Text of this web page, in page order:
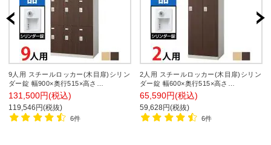
9人用 スチールロッカー(木目扉)シリン
ダー錠 幅900×奥行515×高さ
1800mm/SE-SLB-9-S2【国産】【完成
131,500円(税込)
119,546円(税抜)
6件
2人用 スチールロッカー(木目扉)シリン
ダー錠 幅600×奥行515×高さ
1800mm/SE-SLB-2-S2【国産】【完成
品】
65,590円(税込)
59,628円(税抜)
6件